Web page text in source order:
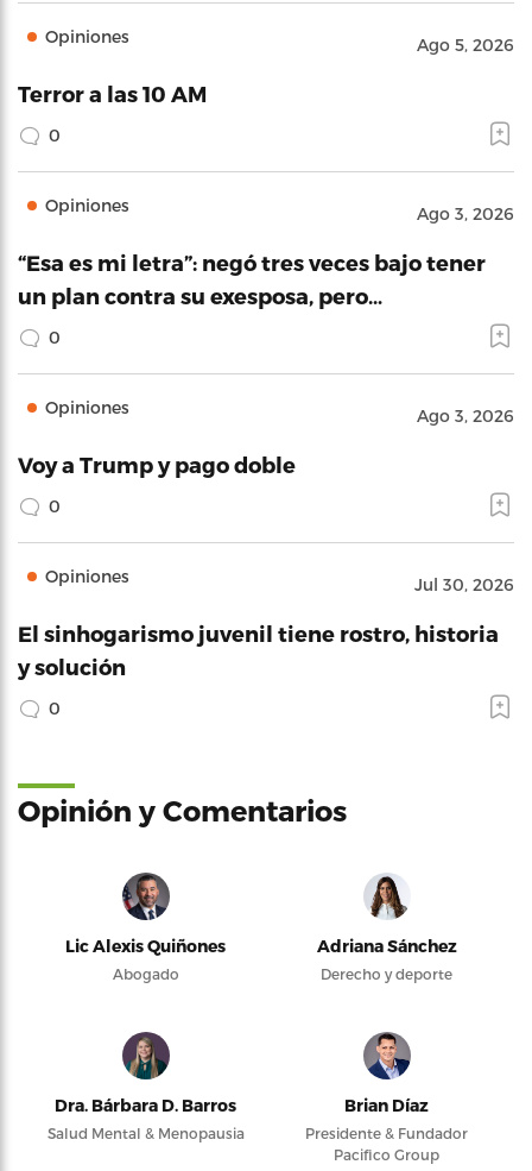
Opiniones Ago 5, 2026
Terror a las 10 AM
0
Opiniones Ago 3, 2026
“Esa es mi letra”: negó tres veces bajo tener
un plan contra su exesposa, pero…
0
Opiniones Ago 3, 2026
Voy a Trump y pago doble
0
Opiniones Jul 30, 2026
El sinhogarismo juvenil tiene rostro, historia
y solución
0
Opinión y Comentarios
Lic Alexis Quiñones
Abogado
Adriana Sánchez
Derecho y deporte
Dra. Bárbara D. Barros
Salud Mental & Menopausia
Brian Díaz
Presidente & Fundador
Pacifico Group